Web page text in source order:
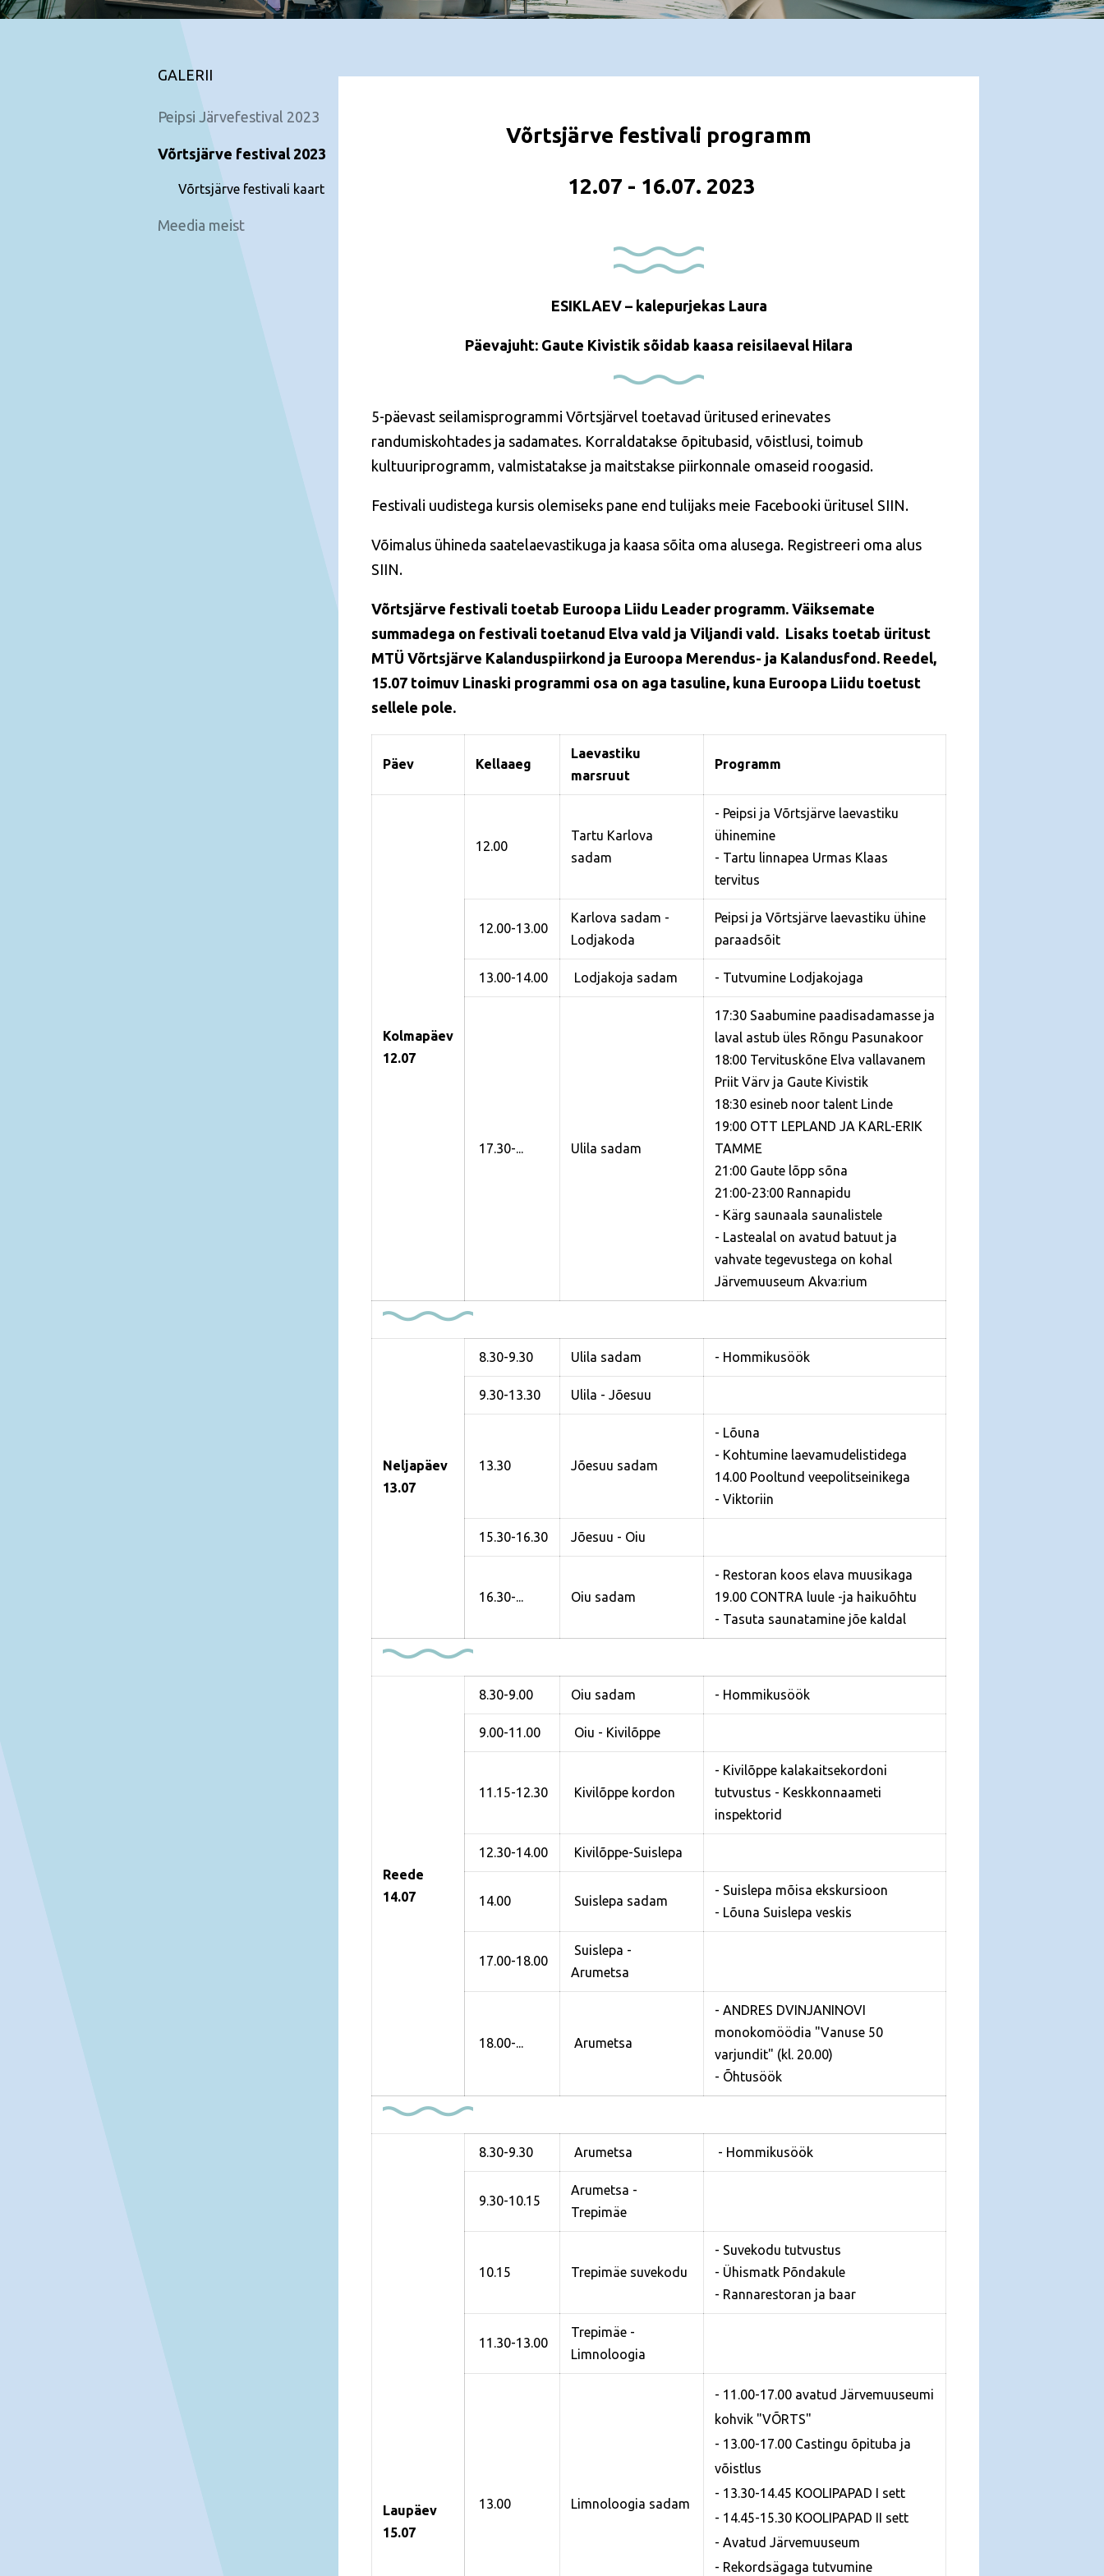
GALERII
Peipsi Järvefestival 2023
Võrtsjärve festival 2023
Võrtsjärve festivali kaart
Meedia meist
Võrtsjärve festivali programm
12.07 - 16.07. 2023
ESIKLAEV – kalepurjekas Laura
Päevajuht: Gaute Kivistik sõidab kaasa reisilaeval Hilara
5-päevast seilamisprogrammi Võrtsjärvel toetavad üritused erinevates
randumiskohtades ja sadamates. Korraldatakse õpitubasid, võistlusi, toimub
kultuuriprogramm, valmistatakse ja maitstakse piirkonnale omaseid roogasid.
Festivali uudistega kursis olemiseks pane end tulijaks meie Facebooki üritusel SIIN.
Võimalus ühineda saatelaevastikuga ja kaasa sõita oma alusega. Registreeri oma alus
SIIN.
Võrtsjärve festivali toetab Euroopa Liidu Leader programm. Väiksemate
summadega on festivali toetanud Elva vald ja Viljandi vald. Lisaks toetab üritust
MTÜ Võrtsjärve Kalanduspiirkond ja Euroopa Merendus- ja Kalandusfond. Reedel,
15.07 toimuv Linaski programmi osa on aga tasuline, kuna Euroopa Liidu toetust
sellele pole.
Päev Kellaaeg
Laevastiku
marsruut
Programm
Kolmapäev
12.07
12.00
Tartu Karlova
sadam
- Peipsi ja Võrtsjärve laevastiku
ühinemine
- Tartu linnapea Urmas Klaas
tervitus
12.00-13.00
Karlova sadam -
Lodjakoda
Peipsi ja Võrtsjärve laevastiku ühine
paraadsõit
13.00-14.00 Lodjakoja sadam - Tutvumine Lodjakojaga
17.30-... Ulila sadam
17:30 Saabumine paadisadamasse ja
laval astub üles Rõngu Pasunakoor
18:00 Tervituskõne Elva vallavanem
Priit Värv ja Gaute Kivistik
18:30 esineb noor talent Linde
19:00 OTT LEPLAND JA KARL-ERIK
TAMME
21:00 Gaute lõpp sõna
21:00-23:00 Rannapidu
- Kärg saunaala saunalistele
- Lastealal on avatud batuut ja
vahvate tegevustega on kohal
Järvemuuseum Akva:rium
Neljapäev
13.07
8.30-9.30 Ulila sadam - Hommikusöök
9.30-13.30 Ulila - Jõesuu
13.30 Jõesuu sadam
- Lõuna
- Kohtumine laevamudelistidega
14.00 Pooltund veepolitseinikega
- Viktoriin
15.30-16.30 Jõesuu - Oiu
16.30-... Oiu sadam
- Restoran koos elava muusikaga
19.00 CONTRA luule -ja haikuõhtu
- Tasuta saunatamine jõe kaldal
Reede
14.07
8.30-9.00 Oiu sadam - Hommikusöök
9.00-11.00 Oiu - Kivilõppe
11.15-12.30 Kivilõppe kordon
- Kivilõppe kalakaitsekordoni
tutvustus - Keskkonnaameti
inspektorid
12.30-14.00 Kivilõppe-Suislepa
14.00 Suislepa sadam
- Suislepa mõisa ekskursioon
- Lõuna Suislepa veskis
17.00-18.00
Suislepa -
Arumetsa
18.00-... Arumetsa
- ANDRES DVINJANINOVI
monokomöödia "Vanuse 50
varjundit" (kl. 20.00)
- Õhtusöök
Laupäev
15.07
8.30-9.30 Arumetsa - Hommikusöök
9.30-10.15
Arumetsa -
Trepimäe
10.15 Trepimäe suvekodu
- Suvekodu tutvustus
- Ühismatk Põndakule
- Rannarestoran ja baar
11.30-13.00
Trepimäe -
Limnoloogia
13.00 Limnoloogia sadam
- 11.00-17.00 avatud Järvemuuseumi
kohvik "VÕRTS"
- 13.00-17.00 Castingu õpituba ja
võistlus
- 13.30-14.45 KOOLIPAPAD I sett
- 14.45-15.30 KOOLIPAPAD II sett
- Avatud Järvemuuseum
- Rekordsägaga tutvumine